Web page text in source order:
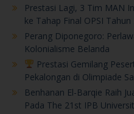
Prestasi Lagi, 3 Tim MAN
ke Tahap Final OPSI Tahun
Perang Diponegoro:
Kolonialisme Belanda
Prestasi Gemilang
Pekalongan di Olimpiade
Benhanan El-Barqie Raih
Pada The 21st IPB